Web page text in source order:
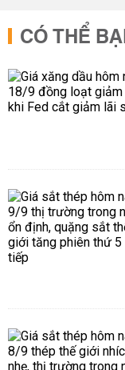
CÓ THỂ